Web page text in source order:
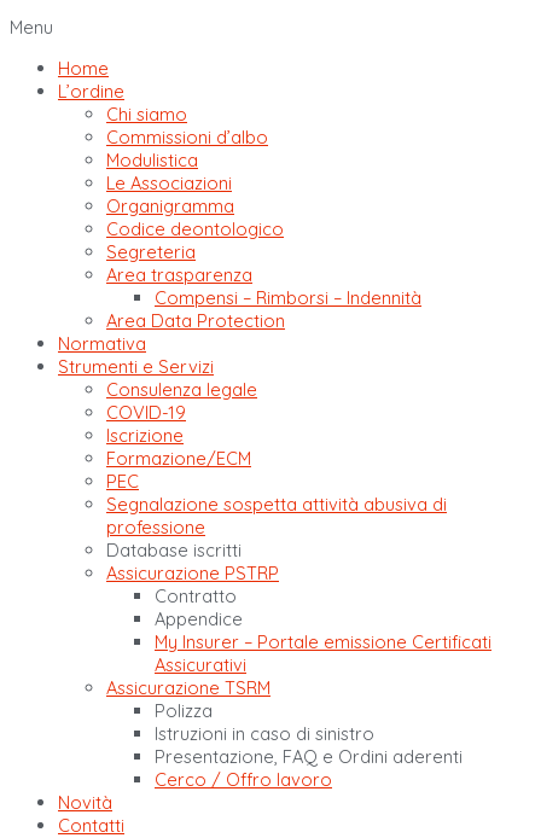
Menu
Home
L’ordine
Chi siamo
Commissioni d’albo
Modulistica
Le Associazioni
Organigramma
Codice deontologico
Segreteria
Area trasparenza
Compensi – Rimborsi – Indennità
Area Data Protection
Normativa
Strumenti e Servizi
Consulenza legale
COVID-19
Iscrizione
Formazione/ECM
PEC
Segnalazione sospetta attività abusiva di
professione
Database iscritti
Assicurazione PSTRP
Contratto
Appendice
My Insurer – Portale emissione Certificati
Assicurativi
Assicurazione TSRM
Polizza
Istruzioni in caso di sinistro
Presentazione, FAQ e Ordini aderenti
Cerco / Offro lavoro
Novità
Contatti